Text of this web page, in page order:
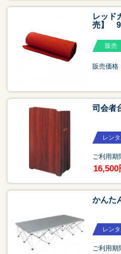
レッド
売】
販売
販売価格
司会者
レン
ご利用期
16,500
かんた
レン
ご利用期